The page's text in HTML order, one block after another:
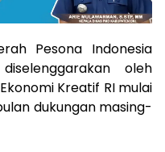
Pesona Indonesia
oleh
Kreatif RI mulai
dukungan masing-